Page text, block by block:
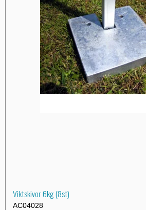
Viktskivor 6kg (8st)
AC04028